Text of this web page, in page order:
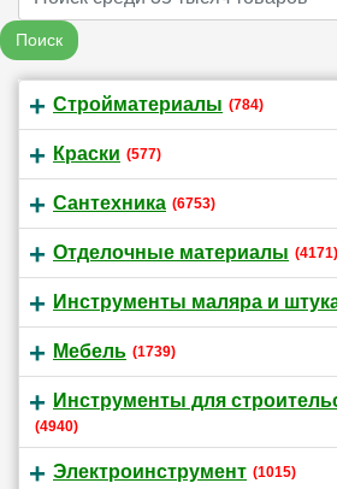
Поиск
Стройматериалы (784)
Краски (577)
Сантехника (6753)
Отделочные материалы (4171)
Инструменты маляра и
Мебель (1739)
Инструменты для
(4940)
Электроинструмент (1015)